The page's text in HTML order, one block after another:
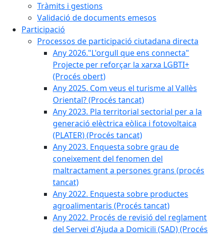
Tràmits i gestions
Validació de documents emesos
Participació
Processos de participació ciutadana directa
Any 2026."L'orgull que ens connecta"
Projecte per reforçar la xarxa LGBTI+
(Procés obert)
Any 2025. Com veus el turisme al Vallès
Oriental? (Procés tancat)
Any 2023. Pla territorial sectorial per a la
generació elèctrica eòlica i fotovoltaica
(PLATER) (Procés tancat)
Any 2023. Enquesta sobre grau de
coneixement del fenomen del
maltractament a persones grans (procés
tancat)
Any 2022. Enquesta sobre productes
agroalimentaris (Procés tancat)
Any 2022. Procés de revisió del reglament
del Servei d'Ajuda a Domicili (SAD) (Procés